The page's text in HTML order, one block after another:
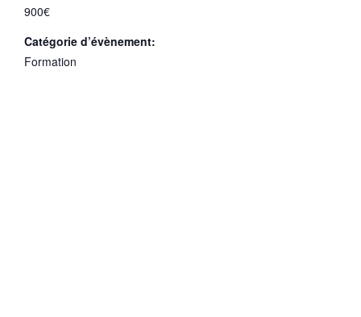
900€
Catégorie d’évènement:
Formation